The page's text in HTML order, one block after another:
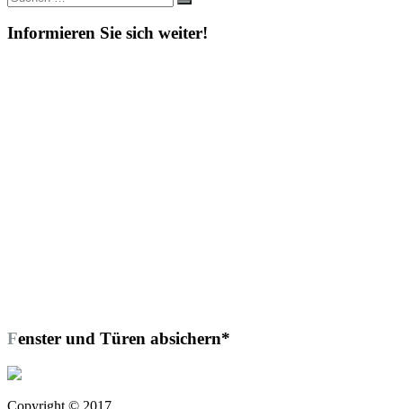
nach:
Suchen
Informieren Sie sich weiter!
Fenster und Türen absichern*
Copyright © 2017